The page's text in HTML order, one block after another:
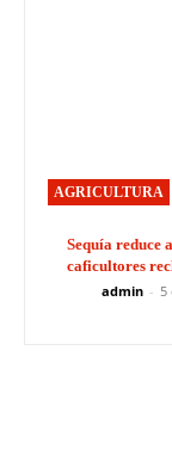
AGRICULTURA
Sequía reduce
caficultores
admin - 5